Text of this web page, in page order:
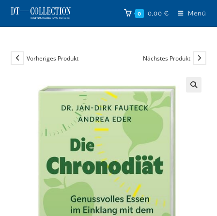
Zum
Inhalt
springen
0 0,00 € Menü
Vorheriges Produkt Nächstes Produkt